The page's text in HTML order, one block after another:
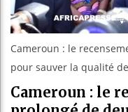
Cameroun : le
pour sauver la qualité
Cameroun : le